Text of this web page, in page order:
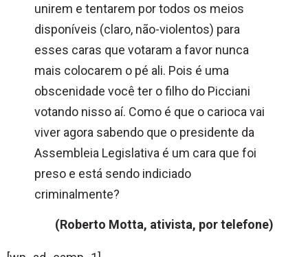
unirem e tentarem por todos os meios
disponíveis (claro, não-violentos) para
esses caras que votaram a favor nunca
mais colocarem o pé ali. Pois é uma
obscenidade você ter o filho do Picciani
votando nisso aí. Como é que o carioca vai
viver agora sabendo que o presidente da
Assembleia Legislativa é um cara que foi
preso e está sendo indiciado
criminalmente?
(Roberto Motta, ativista, por telefone)